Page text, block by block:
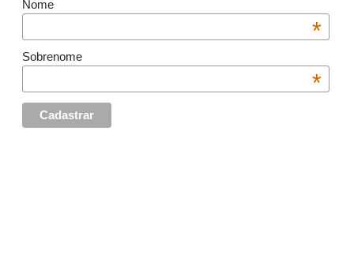
Nome
*
Sobrenome
*